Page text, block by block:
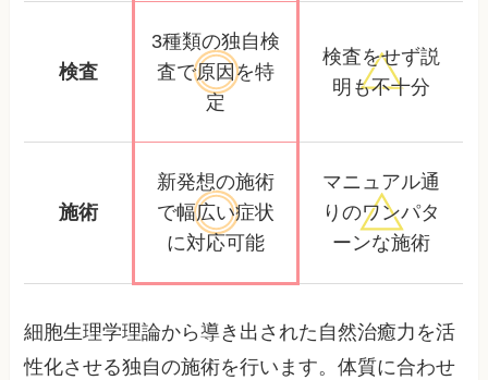
検査
3種類の独自検
査で原因を特
定
検査をせず説
明も不十分
施術
新発想の施術
で幅広い症状
に対応可能
マニュアル通
りのワンパタ
ーンな施術
細胞生理学理論から導き出された自然治癒力を活
性化させる独自の施術を行います。体質に合わせ